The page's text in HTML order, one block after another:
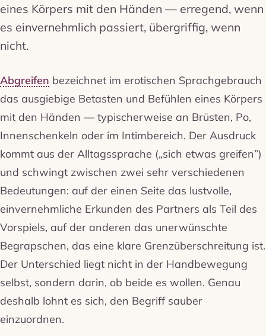
eines Körpers mit den Händen — erregend, wenn
es einvernehmlich passiert, übergriffig, wenn
nicht.
Abgreifen bezeichnet im erotischen Sprachgebrauch
das ausgiebige Betasten und Befühlen eines Körpers
mit den Händen — typischerweise an Brüsten, Po,
Innenschenkeln oder im Intimbereich. Der Ausdruck
kommt aus der Alltagssprache („sich etwas greifen”)
und schwingt zwischen zwei sehr verschiedenen
Bedeutungen: auf der einen Seite das lustvolle,
einvernehmliche Erkunden des Partners als Teil des
Vorspiels, auf der anderen das unerwünschte
Begrapschen, das eine klare Grenzüberschreitung ist.
Der Unterschied liegt nicht in der Handbewegung
selbst, sondern darin, ob beide es wollen. Genau
deshalb lohnt es sich, den Begriff sauber
einzuordnen.